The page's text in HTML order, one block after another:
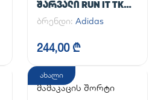
ᲨᲐᲠᲕᲐᲚᲘ RUN IT TKO
PANT
ბრენდი: Adidas
244,00 ₾
ახალი
მამაკაცის შორტი